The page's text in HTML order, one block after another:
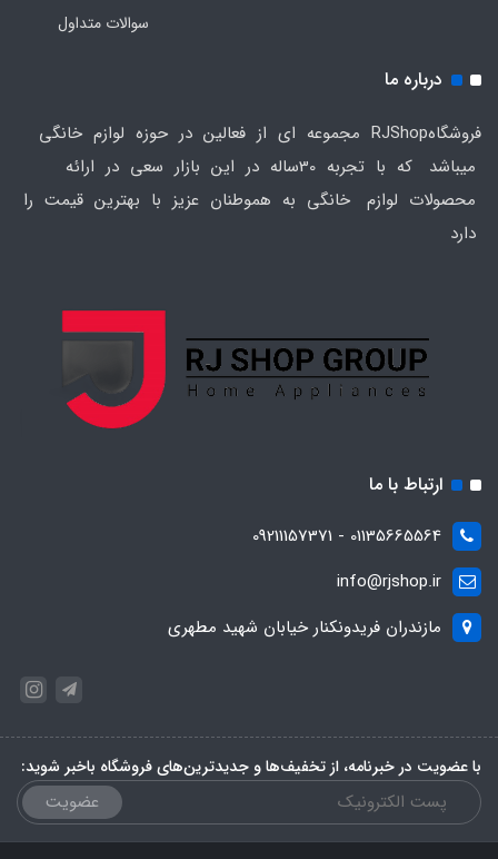
سوالات متداول
درباره ما
فروشگاهRJShop مجموعه ای از فعالین در حوزه لوازم خانگی
میباشد که با تجربه 30ساله در این بازار سعی در ارائه
محصولات لوازم خانگی به هموطنان عزیز با بهترین قیمت را
دارد
ارتباط با ما
01135665564 - 09211157371
info@rjshop.ir
مازندران فریدونکنار خیابان شهید مطهری
با عضویت در خبرنامه، از تخفیف‌ها و جدیدترین‌های فروشگاه باخبر شوید:
عضویت